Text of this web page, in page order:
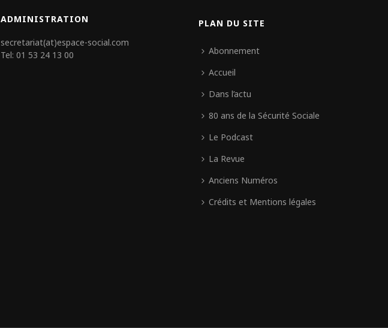
ADMINISTRATION
secretariat(at)espace-social.com
Tel: 01 53 24 13 00
PLAN DU SITE
Abonnement
Accueil
Dans l’actu
80 ans de la Sécurité Sociale
Le Podcast
La Revue
Anciens Numéros
Crédits et Mentions légales